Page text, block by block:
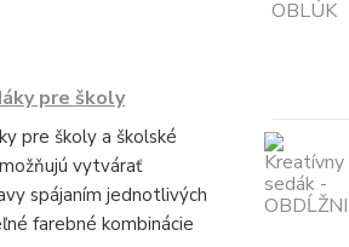
pre školy
pre školy a školské
vytvárať
spájaním jednotlivých
farebné kombinácie